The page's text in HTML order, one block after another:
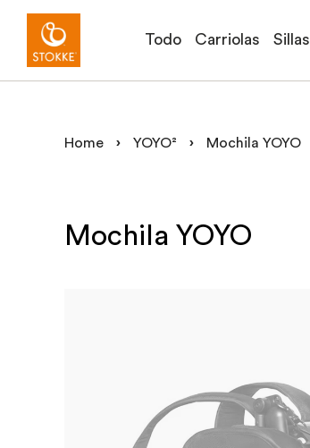
Todo Carriolas Sillas
Home › YOYO² › Mochila YOYO
Mochila YOYO